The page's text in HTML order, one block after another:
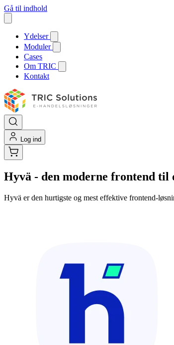
Gå til indhold
Ydelser
Moduler
Cases
Om TRIC
Kontakt
Log ind
Hyvä - den moderne frontend til
Hyvä er den hurtigste og mest effektive frontend-